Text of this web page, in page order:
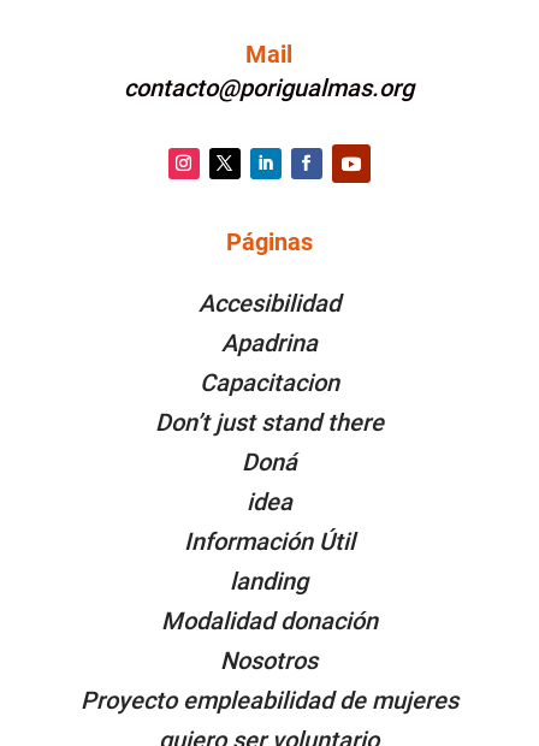
Mail
contacto@porigualmas.org
Facebook
Páginas
Accesibilidad
Apadrina
Capacitacion
Don’t just stand there
Doná
idea
Información Útil
landing
Modalidad donación
Nosotros
Proyecto empleabilidad de mujeres
quiero ser voluntario